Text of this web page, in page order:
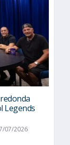
Legends
07/2026